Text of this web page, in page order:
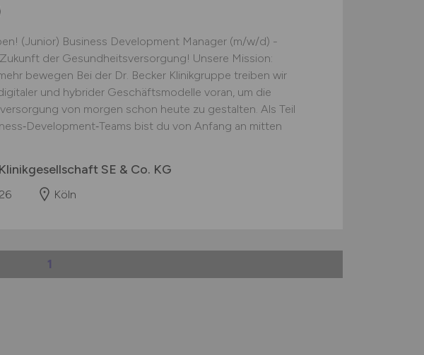
(Junior) Business Development Manager (m/w/d) -
der Gesundheitsversorgung! Unsere Mission:
bewegen Bei der Dr. Becker Klinikgruppe treiben wir
und hybrider Geschäftsmodelle voran, um die
von morgen schon heute zu gestalten. Als Teil
bist du von Anfang an mitten
SE & Co. KG
Köln
1